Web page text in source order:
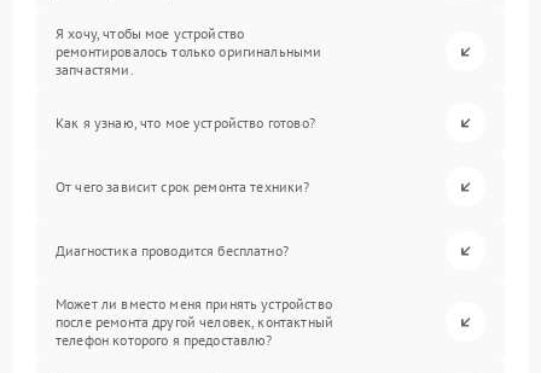
Я хочу, чтобы мое устройство
ремонтировалось только оригинальными
запчастями.
Как я узнаю, что мое устройство готово?
От чего зависит срок ремонта техники?
Диагностика проводится бесплатно?
Может ли вместо меня принять устройство
после ремонта другой человек, контактный
телефон которого я предоставлю?